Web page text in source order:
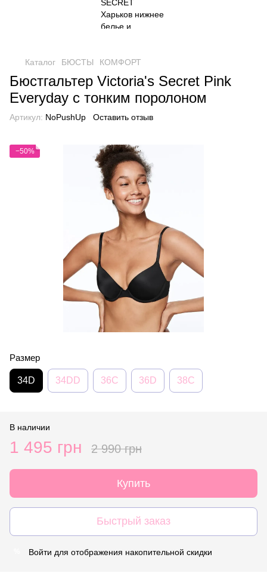
Каталог БЮСТЫ КОМФОРТ
Бюстгальтер Victoria's Secret Pink
Everyday с тонким поролоном
Артикул: NoPushUp Оставить отзыв
−50%
Размер
34D 34DD 36C 36D 38C
В наличии
1 495 грн 2 990 грн
Купить
Быстрый заказ
Войти для отображения накопительной скидки